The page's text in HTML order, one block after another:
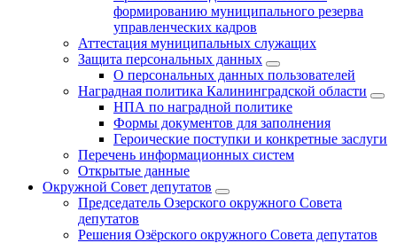
формированию муниципального резерва
управленческих кадров
Аттестация муниципальных служащих
Защита персональных данных
О персональных данных пользователей
Наградная политика Калининградской области
НПА по наградной политике
Формы документов для заполнения
Героические поступки и конкретные заслуги
Перечень информационных систем
Открытые данные
Окружной Совет депутатов
Председатель Озерского окружного Совета
депутатов
Решения Озёрского окружного Совета депутатов